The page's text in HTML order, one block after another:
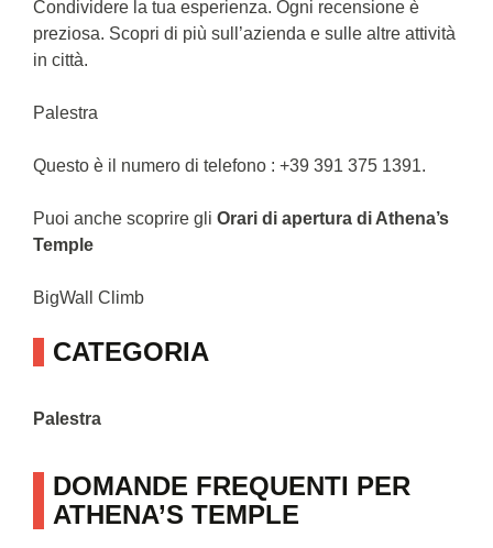
Condividere la tua esperienza. Ogni recensione è
preziosa. Scopri di più sull’azienda e sulle altre attività
in città.
Palestra
Questo è il numero di telefono : +39 391 375 1391.
Puoi anche scoprire gli Orari di apertura di Athena’s
Temple
BigWall Climb
CATEGORIA
Palestra
DOMANDE FREQUENTI PER
ATHENA’S TEMPLE